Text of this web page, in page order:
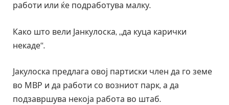
работи или ќе подработува малку.
Како што вели Јанкулоска, „да куца карички
некаде“.
Јакулоска предлага овој партиски член да го земе
во МВР и да работи со возниот парк, а да
подзавршува некоја работа во штаб.